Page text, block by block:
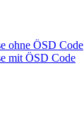
ohne ÖSD Code
mit ÖSD Code